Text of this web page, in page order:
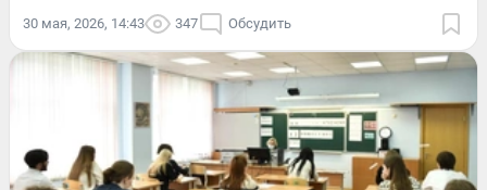
30 мая, 2026, 14:43 347 Обсудить